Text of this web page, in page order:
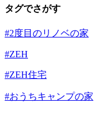
タグでさがす
#2度目のリノベの家
#ZEH
#ZEH住宅
#おうちキャンプの家